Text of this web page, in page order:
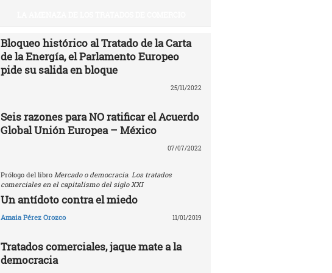
Bloqueo histórico al Tratado de la Carta
de la Energía, el Parlamento Europeo
pide su salida en bloque
25/11/2022
Seis razones para NO ratificar el Acuerdo
Global Unión Europea – México
07/07/2022
Prólogo del libro Mercado o democracia. Los tratados
comerciales en el capitalismo del siglo XXI
Un antídoto contra el miedo
Amaia Pérez Orozco 11/01/2019
Tratados comerciales, jaque mate a la
democracia